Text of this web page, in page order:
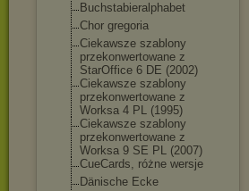
Buchstabieralphabet
Chor gregoria
Ciekawsze szablony
przekonwertowane z
StarOffice 6 DE (2002)
Ciekawsze szablony
przekonwertowane z
Worksa 4 PL (1995)
Ciekawsze szablony
przekonwertowane z
Worksa 9 SE PL (2007)
CueCards, różne wersje
Dänische Ecke